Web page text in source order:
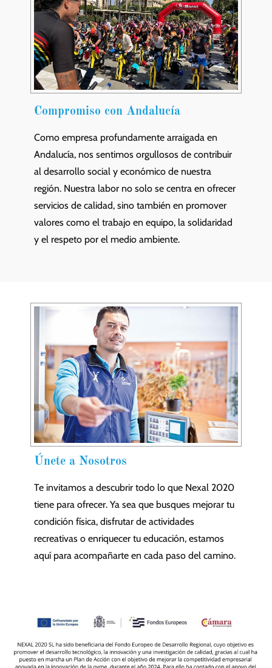
Compromiso con Andalucía
Como empresa profundamente arraigada en
Andalucía, nos sentimos orgullosos de contribuir
al desarrollo social y económico de nuestra
región. Nuestra labor no solo se centra en ofrecer
servicios de calidad, sino también en promover
valores como el trabajo en equipo, la solidaridad
y el respeto por el medio ambiente.
Únete a Nosotros
Te invitamos a descubrir todo lo que Nexal 2020
tiene para ofrecer. Ya sea que busques mejorar tu
condición física, disfrutar de actividades
recreativas o enriquecer tu educación, estamos
aquí para acompañarte en cada paso del camino.